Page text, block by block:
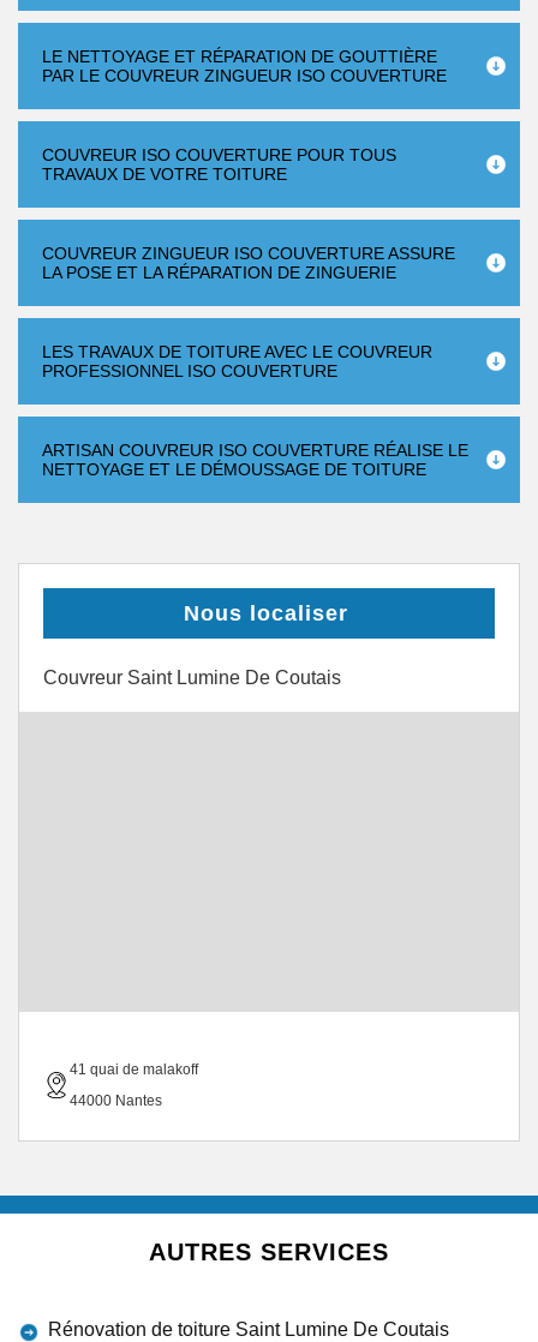
LE NETTOYAGE ET RÉPARATION DE GOUTTIÈRE
PAR LE COUVREUR ZINGUEUR ISO COUVERTURE
COUVREUR ISO COUVERTURE POUR TOUS
TRAVAUX DE VOTRE TOITURE
COUVREUR ZINGUEUR ISO COUVERTURE ASSURE
LA POSE ET LA RÉPARATION DE ZINGUERIE
LES TRAVAUX DE TOITURE AVEC LE COUVREUR
PROFESSIONNEL ISO COUVERTURE
ARTISAN COUVREUR ISO COUVERTURE RÉALISE LE
NETTOYAGE ET LE DÉMOUSSAGE DE TOITURE
Nous localiser
Couvreur Saint Lumine De Coutais
41 quai de malakoff
44000 Nantes
AUTRES SERVICES
Rénovation de toiture Saint Lumine De Coutais